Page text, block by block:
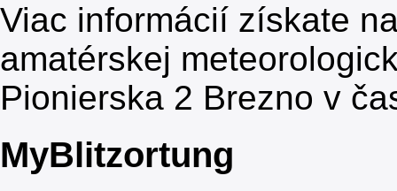
Viac informácií získate
amatérskej
Pionierska 2 Brezno v
MyBlitzortung